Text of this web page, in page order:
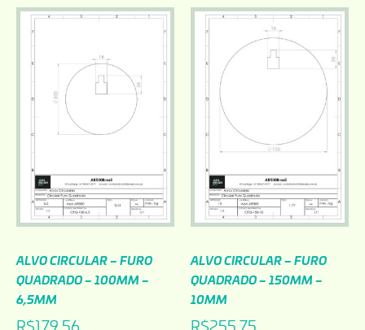
ALVO CIRCULAR – FURO
QUADRADO – 100MM –
6,5MM
R$179,56
ALVO CIRCULAR – FURO
QUADRADO – 150MM –
10MM
R$255,75